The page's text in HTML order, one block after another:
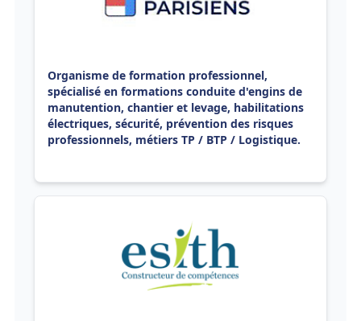
Organisme de formation professionnel,
spécialisé en formations conduite d'engins de
manutention, chantier et levage, habilitations
électriques, sécurité, prévention des risques
professionnels, métiers TP / BTP / Logistique.